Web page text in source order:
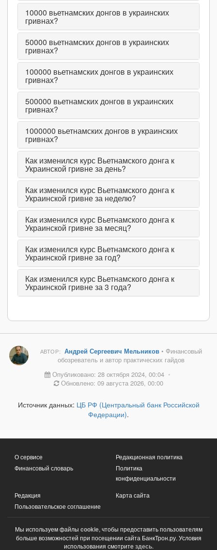
10000 вьетнамских донгов в украинских
гривнах?
50000 вьетнамских донгов в украинских
гривнах?
100000 вьетнамских донгов в украинских
гривнах?
500000 вьетнамских донгов в украинских
гривнах?
1000000 вьетнамских донгов в украинских
гривнах?
Как изменился курс Вьетнамского донга к
Украинской гривне за день?
Как изменился курс Вьетнамского донга к
Украинской гривне за неделю?
Как изменился курс Вьетнамского донга к
Украинской гривне за месяц?
Как изменился курс Вьетнамского донга к
Украинской гривне за год?
Как изменился курс Вьетнамского донга к
Украинской гривне за 3 года?
АВТОР: Андрей Сергеевич Мельников• Финансовый
обозреватель и автор практических гайдов
Опубликовано: 28 октября 2024, 00:04 •
Обновлено: 09 августа 2026, 00:00
Источник данных: ЦБ РФ (Центральный банк Российской
Федерации).
О сервисе
Финансовый словарь
Редакционная политика
Политика
конфиденциальности
Редакция
Пользовательское соглашение
Карта сайта
Мы используем файлы cookie, чтобы предоставить пользователям
больше возможностей при посещении сайта БанкТрон.ру. Условия
использования смотрите здесь.